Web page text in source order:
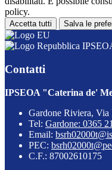
policy.
Accetta tutti Salva le
Contatti
IPSEOA "Caterina de'
Gardone Riviera,
Tel: Gardone: 0365
Email:
PEC:
C.F.: 87002610175